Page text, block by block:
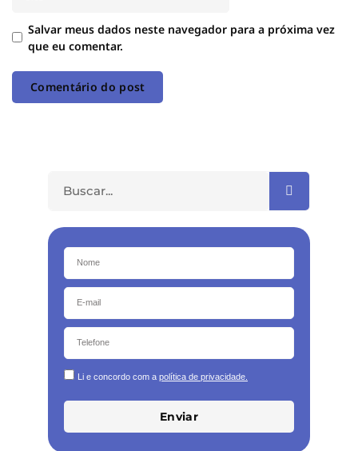
Salvar meus dados neste navegador para a próxima vez
que eu comentar.
Li e concordo com a política de privacidade.
Enviar